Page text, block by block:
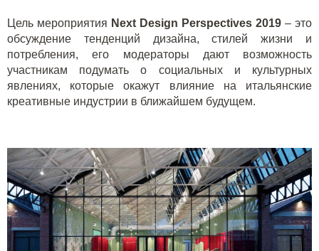
Цель мероприятия Next Design Perspectives 2019 – это
обсуждение тенденций дизайна, стилей жизни и
потребления, его модераторы дают возможность
участникам подумать о социальных и культурных
явлениях, которые окажут влияние на итальянские
креативные индустрии в ближайшем будущем.